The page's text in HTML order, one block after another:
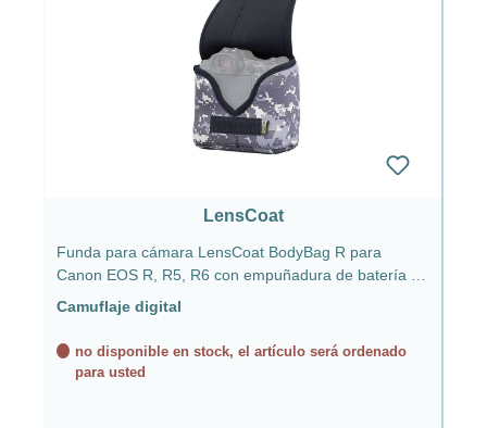
LensCoat
Funda para cámara LensCoat BodyBag R para
Canon EOS R, R5, R6 con empuñadura de batería -
Digital Camo
Camuflaje digital
no disponible en stock, el artículo será ordenado
para usted